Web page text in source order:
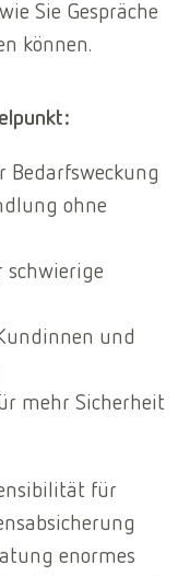
Sie Gespräche
können.
Bedarfsweckung
ohne
schwierige
und
mehr Sicherheit
für
enormes